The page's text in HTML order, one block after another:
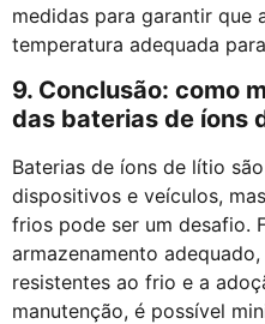
medidas para garantir que
temperatura adequada
9. Conclusão: como
das baterias de íons
Baterias de íons de lítio
dispositivos e veículos,
frios pode ser um desafio.
armazenamento
resistentes ao frio e a
manutenção, é possível